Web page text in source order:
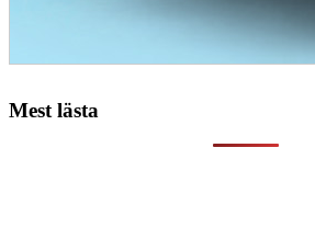
Mest lästa